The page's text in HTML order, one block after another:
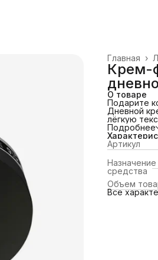
Главная ›
Крем-
О товаре
Подарите
Дневной
лёгкую
свежесть,
Дневной
Невесомая
жирного
течение
идеально
Муцин
барьер.
Подробнее
Артикул
средства
Объем
Все